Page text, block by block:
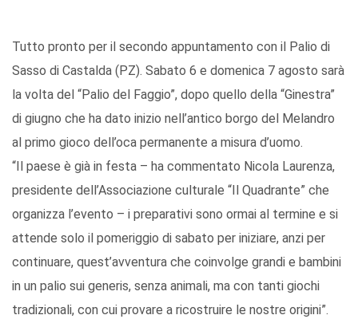
Tutto pronto per il secondo appuntamento con il Palio di
Sasso di Castalda (PZ). Sabato 6 e domenica 7 agosto sarà
la volta del “Palio del Faggio”, dopo quello della “Ginestra”
di giugno che ha dato inizio nell’antico borgo del Melandro
al primo gioco dell’oca permanente a misura d’uomo.
“Il paese è già in festa – ha commentato Nicola Laurenza,
presidente dell’Associazione culturale “Il Quadrante” che
organizza l’evento – i preparativi sono ormai al termine e si
attende solo il pomeriggio di sabato per iniziare, anzi per
continuare, quest’avventura che coinvolge grandi e bambini
in un palio sui generis, senza animali, ma con tanti giochi
tradizionali, con cui provare a ricostruire le nostre origini”.